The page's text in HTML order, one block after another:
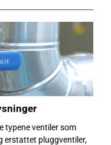
typene ventiler som
erstattet pluggventiler,